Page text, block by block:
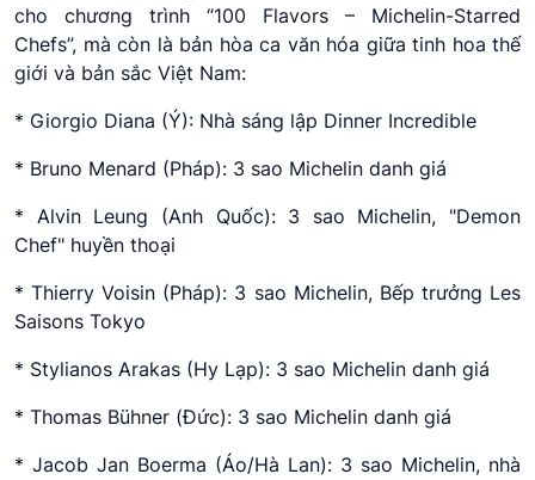
cho chương trình “100 Flavors – Michelin-Starred
Chefs”, mà còn là bản hòa ca văn hóa giữa tinh hoa thế
giới và bản sắc Việt Nam:
* Giorgio Diana (Ý): Nhà sáng lập Dinner Incredible
* Bruno Menard (Pháp): 3 sao Michelin danh giá
* Alvin Leung (Anh Quốc): 3 sao Michelin, "Demon
Chef" huyền thoại
* Thierry Voisin (Pháp): 3 sao Michelin, Bếp trưởng Les
Saisons Tokyo
* Stylianos Arakas (Hy Lạp): 3 sao Michelin danh giá
* Thomas Bühner (Đức): 3 sao Michelin danh giá
* Jacob Jan Boerma (Áo/Hà Lan): 3 sao Michelin, nhà